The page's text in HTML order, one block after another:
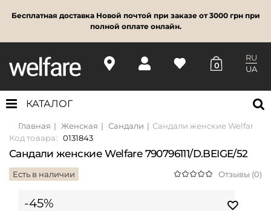
Бесплатная доставка Новой почтой при заказе от 3000 грн при
полной оплате онлайн.
0
RU
UA
КАТАЛОГ
Главная Женская Сандали
Сандали женские Welfare
Код товара: 0131843
Сандали женские Welfare 790796111/D.BEIGE/52
Есть в наличии Отзывы (0)
-45%